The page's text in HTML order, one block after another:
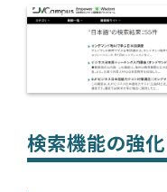
検索機能の強化